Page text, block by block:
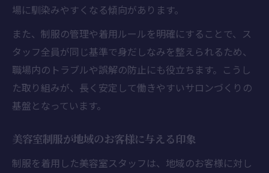
場に馴染みやすくなる傾向があります。
また、制服の管理や着用ルールを明確にすることで、ス
タッフ全員が同じ基準で身だしなみを整えられるため、
職場内のトラブルや誤解の防止にも役立ちます。こうし
た取り組みが、長く安定して働きやすいサロンづくりの
基盤となっています。
美容室制服が地域のお客様に与える印象
制服を着用した美容室スタッフは、地域のお客様に対し